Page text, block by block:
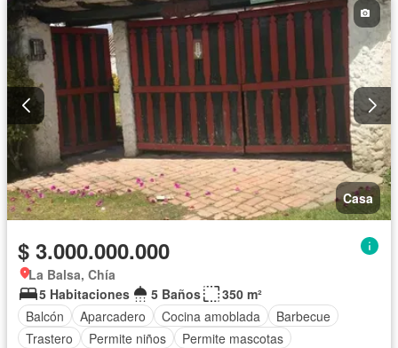
Casa
$ 3.000.000.000
La Balsa, Chía
5 Habitaciones
5 Baños
350 m²
Balcón
Aparcadero Cocina amoblada
Barbecue
Trastero
Permite niños
Permite mascotas